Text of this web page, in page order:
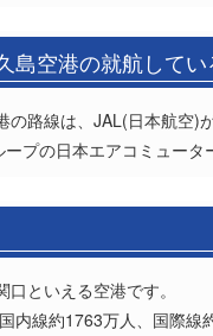
島空港の就航して
路線は、JAL(日本航空)
プの日本エアコミュータ
といえる空港です。
内線約1763万人、国際線